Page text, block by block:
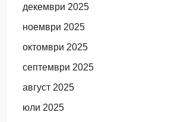
декември 2025
ноември 2025
октомври 2025
септември 2025
август 2025
юли 2025